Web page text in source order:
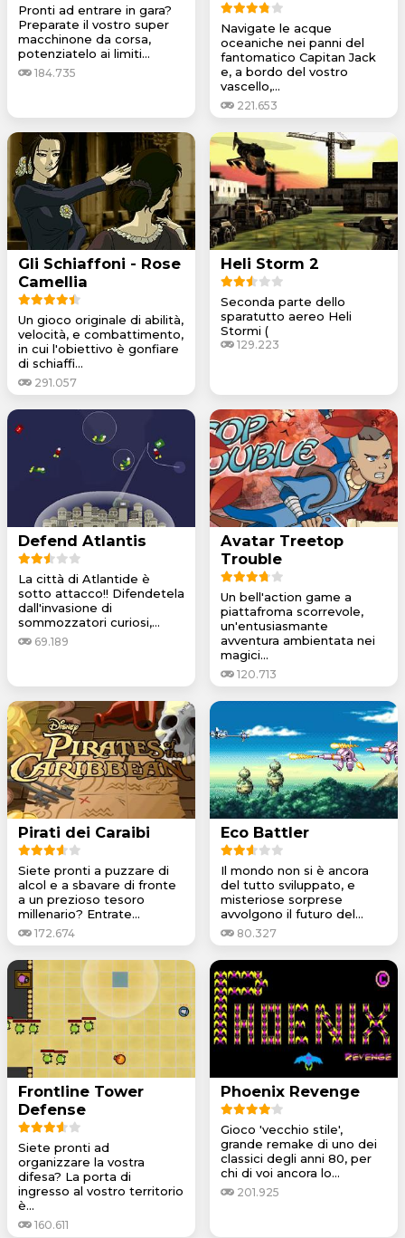
Pronti ad entrare in gara?
Preparate il vostro super
macchinone da corsa,
potenziatelo ai limiti...
184.735
Navigate le acque
oceaniche nei panni del
fantomatico Capitan Jack
e, a bordo del vostro
vascello,...
221.653
Gli Schiaffoni - Rose
Camellia
Un gioco originale di abilità,
velocità, e combattimento,
in cui l'obiettivo è gonfiare
di schiaffi...
291.057
Heli Storm 2
Seconda parte dello
sparatutto aereo Heli
Stormi (
129.223
Defend Atlantis
La città di Atlantide è
sotto attacco!! Difendetela
dall'invasione di
sommozzatori curiosi,...
69.189
Avatar Treetop
Trouble
Un bell'action game a
piattafroma scorrevole,
un'entusiasmante
avventura ambientata nei
magici...
120.713
Pirati dei Caraibi
Siete pronti a puzzare di
alcol e a sbavare di fronte
a un prezioso tesoro
millenario? Entrate...
172.674
Eco Battler
Il mondo non si è ancora
del tutto sviluppato, e
misteriose sorprese
avvolgono il futuro del...
80.327
Frontline Tower
Defense
Siete pronti ad
organizzare la vostra
difesa? La porta di
ingresso al vostro territorio
è...
160.611
Phoenix Revenge
Gioco 'vecchio stile',
grande remake di uno dei
classici degli anni 80, per
chi di voi ancora lo...
201.925